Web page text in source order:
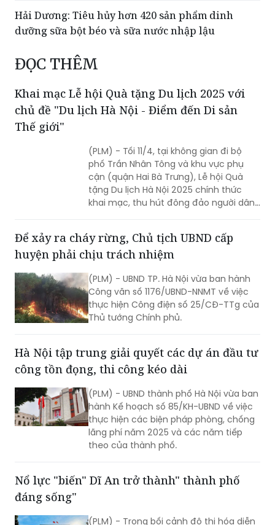
Hải Dương: Tiêu hủy hơn 420 sản phẩm dinh
dưỡng sữa bột béo và sữa nước nhập lậu
ĐỌC THÊM
Khai mạc Lễ hội Quà tặng Du lịch 2025 với
chủ đề "Du lịch Hà Nội - Điểm đến Di sản
Thế giới"
(PLM) - Tối 11/4, tại không gian đi bộ
phố Trần Nhân Tông và khu vực phụ
cận (quận Hai Bà Trưng), Lễ hội Quà
tặng Du lịch Hà Nội 2025 chính thức
khai mạc, thu hút đông đảo người dân
Để xảy ra cháy rừng, Chủ tịch UBND cấp
huyện phải chịu trách nhiệm
(PLM) - UBND TP. Hà Nội vừa ban hành
Công văn số 1176/UBND-NNMT về việc
thực hiện Công điện số 25/CĐ-TTg của
Thủ tướng Chính phủ.
Hà Nội tập trung giải quyết các dự án đầu tư
công tồn đọng, thi công kéo dài
(PLM) - UBND thành phố Hà Nội vừa ban
hành Kế hoạch số 85/KH-UBND về việc
thực hiện các biện pháp phòng, chống
lãng phí năm 2025 và các năm tiếp
theo của thành phố.
Nổ lực "biến" Dĩ An trở thành" thành phố
đáng sống"
(PLM) - Trong bối cảnh đô thị hóa diễn